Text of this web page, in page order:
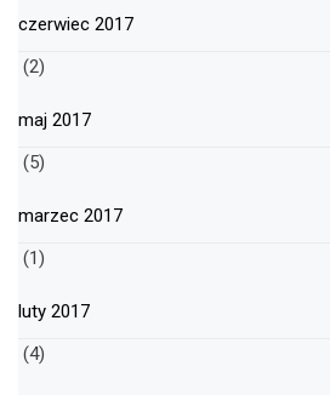
czerwiec 2017
(2)
maj 2017
(5)
marzec 2017
(1)
luty 2017
(4)